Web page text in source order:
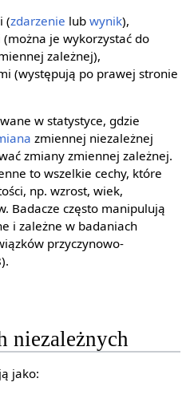
(zdarzenie lubwynik),
je wykorzystać do
zależnej),
(występują po prawej stronie
w statystyce, gdzie
zmiennej niezależnej
zmiany zmiennej zależnej.
to wszelkie cechy, które
np. wzrost, wiek,
Badacze często manipulują
i zależne w badaniach
przyczynowo-
niezależnych
jako: